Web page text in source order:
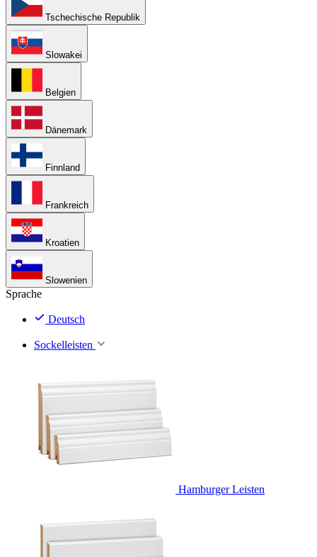
Tschechische Republik
Slowakei
Belgien
Dänemark
Finnland
Frankreich
Kroatien
Slowenien
Sprache
Deutsch
Sockelleisten
Hamburger Leisten